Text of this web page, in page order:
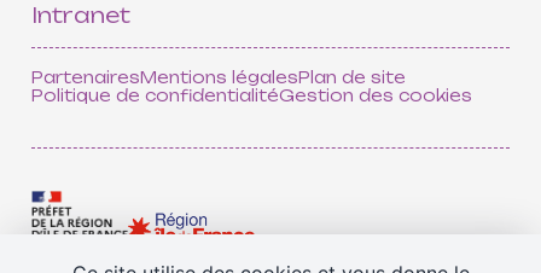
Intranet
PartenairesMentions légalesPlan de site
Politique de confidentialitéGestion des cookies